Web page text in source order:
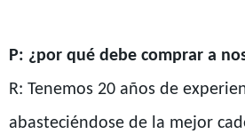
P: ¿por qué debe comprar a
R: Tenemos 20 años de
abasteciéndose de la mejor